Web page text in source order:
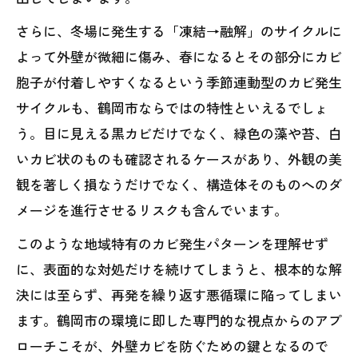
さらに、冬場に発生する「凍結→融解」のサイクルに
よって外壁が微細に傷み、春になるとその部分にカビ
胞子が付着しやすくなるという季節連動型のカビ発生
サイクルも、鶴岡市ならではの特性といえるでしょ
う。目に見える黒カビだけでなく、緑色の藻や苔、白
いカビ状のものも確認されるケースがあり、外観の美
観を著しく損なうだけでなく、構造体そのものへのダ
メージを進行させるリスクも含んでいます。
このような地域特有のカビ発生パターンを理解せず
に、表面的な対処だけを続けてしまうと、根本的な解
決には至らず、再発を繰り返す悪循環に陥ってしまい
ます。鶴岡市の環境に即した専門的な視点からのアプ
ローチこそが、外壁カビを防ぐための鍵となるので